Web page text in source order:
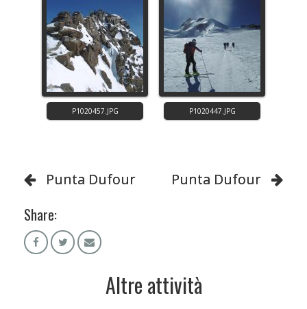
Punta Dufour Punta Dufour
Share:
Altre attività